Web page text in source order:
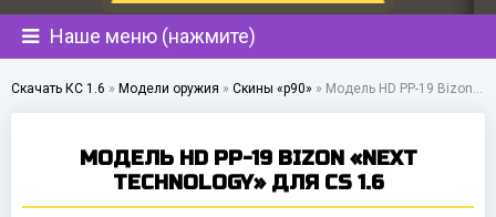
Наше меню (нажмите)
Скачать КС 1.6 » Модели оружия » Скины «p90» » Модель HD PP-19 Bizon «Next Technology» для CS 1.6
МОДЕЛЬ HD PP-19 BIZON «NEXT
TECHNOLOGY» ДЛЯ CS 1.6